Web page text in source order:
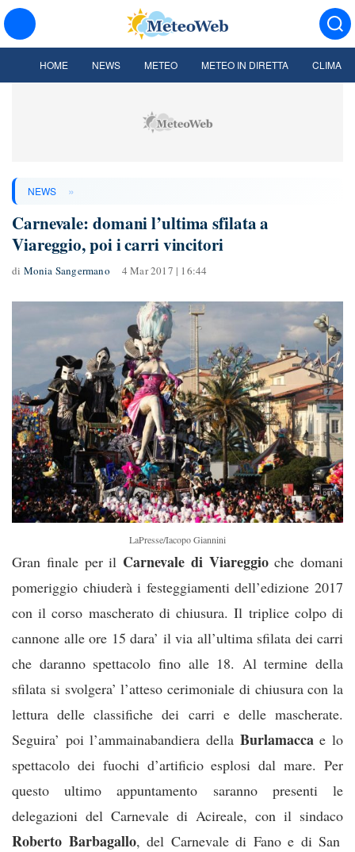
HOME NEWS METEO METEO IN DIRETTA CLIMA
NEWS »
Carnevale: domani l’ultima sfilata a
Viareggio, poi i carri vincitori
di Monia Sangermano 4 Mar 2017 | 16:44
LaPresse/Iacopo Giannini
Gran finale per il Carnevale di Viareggioche domani
pomeriggio chiuderà i festeggiamenti dell’edizione 2017
con il corso mascherato di chiusura. Il triplice colpo di
cannone alle ore 15 dara’ il via all’ultima sfilata dei carri
che daranno spettacolo fino alle 18. Al termine della
sfilata si svolgera’ l’atteso cerimoniale di chiusura con la
lettura delle classifiche dei carri e delle mascherate.
Seguira’ poi l’ammainabandiera della Burlamaccae lo
spettacolo dei fuochi d’artificio esplosi dal mare. Per
questo ultimo appuntamento saranno presenti le
delegazioni del Carnevale di Acireale, con il sindaco
Roberto Barbagallo, del Carnevale di Fano e di San